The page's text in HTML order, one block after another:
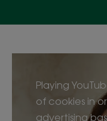
Playing
of cookies in
advertising